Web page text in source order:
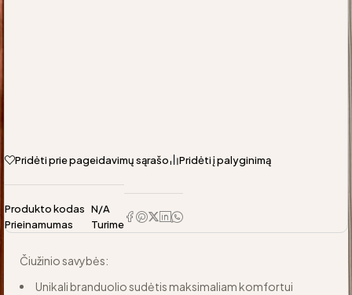
Pridėti prie pageidavimų sąrašo Pridėti į palyginimą
Produkto kodas N/A
Prieinamumas
Turime
Čiužinio savybės:
Unikali branduolio sudėtis maksimaliam komfortui